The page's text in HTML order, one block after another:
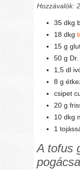
Hozzávalók:
35 dkg
18 dkg
15 g
50 g
1,5 dl
8 g
csipet
20 g
10 dkg
1
A tofus